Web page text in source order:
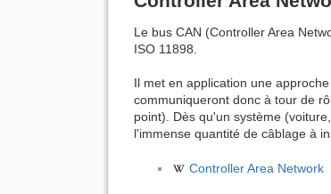
Le bus CAN (Controller Area
ISO 11898.
Il met en application une
communiqueront donc à tour de
point). Dès qu'un système
l'immense quantité de câblage à
Controller Area Network